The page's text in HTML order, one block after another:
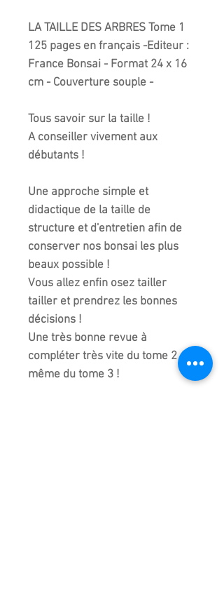
LA TAILLE DES ARBRES Tome 1
125 pages en français -Editeur :
France Bonsai - Format 24 x 16
cm - Couverture souple -
Tous savoir sur la taille !
A conseiller vivement aux
débutants !
Une approche simple et
didactique de la taille de
structure et d'entretien afin de
conserver nos bonsai les plus
beaux possible !
Vous allez enfin osez tailler
tailler et prendrez les bonnes
décisions !
Une très bonne revue à
compléter très vite du tome 2 et
même du tome 3 !